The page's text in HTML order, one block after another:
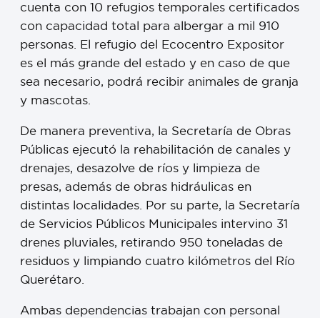
cuenta con 10 refugios temporales certificados
con capacidad total para albergar a mil 910
personas. El refugio del Ecocentro Expositor
es el más grande del estado y en caso de que
sea necesario, podrá recibir animales de granja
y mascotas.
De manera preventiva, la Secretaría de Obras
Públicas ejecutó la rehabilitación de canales y
drenajes, desazolve de ríos y limpieza de
presas, además de obras hidráulicas en
distintas localidades. Por su parte, la Secretaría
de Servicios Públicos Municipales intervino 31
drenes pluviales, retirando 950 toneladas de
residuos y limpiando cuatro kilómetros del Río
Querétaro.
Ambas dependencias trabajan con personal